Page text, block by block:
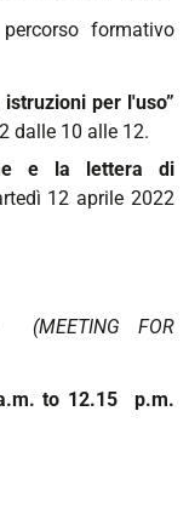
formativo
per l'uso”
dalle 10 alle 12.
e la lettera di
12 aprile 2022
(MEETING FOR
to 12.15 p.m.